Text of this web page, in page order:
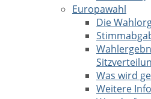
Europawahl
Die
Was wird
Weitere